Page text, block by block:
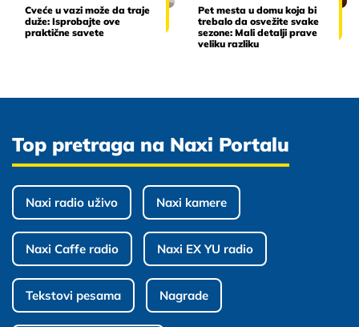
Cveće u vazi može da traje
duže: Isprobajte ove
praktične savete
Pet mesta u domu koja bi
trebalo da osvežite svake
sezone: Mali detalji prave
veliku razliku
Top pretraga na Naxi Portalu
Naxi radio uživo Naxi kamere
Naxi Caffe radio Naxi EX YU radio
Tekstovi pesama Nagrade